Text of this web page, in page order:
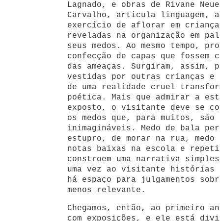
Lagnado, e obras de Rivane
Carvalho, articula linguagem,
exercício de aflorar em
reveladas na organização em
seus medos. Ao mesmo tempo,
confecção de capas que fossem
das ameaças. Surgiram, assim,
vestidas por outras crianças e
de uma realidade cruel
poética. Mais que admirar a
exposto, o visitante deve se
os medos que, para muitos, são
inimagináveis. Medo de bala
estupro, de morar na rua,
notas baixas na escola e
constroem uma narrativa
uma vez ao visitante histórias
há espaço para julgamentos
menos relevante.
Chegamos, então, ao primeiro
com exposições, e ele está